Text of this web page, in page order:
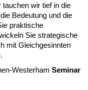
wir tief in die
Bedeutung und die
praktische
Sie strategische
mit Gleichgesinnten
Westerham Seminar